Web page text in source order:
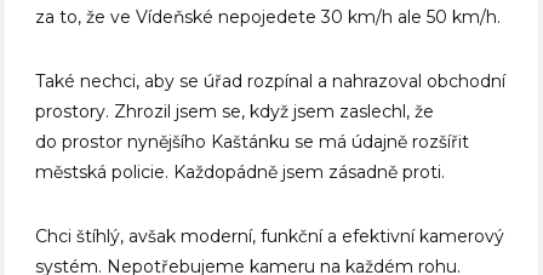
za to, že ve Vídeňské nepojedete 30 km/h ale 50 km/h.
Také nechci, aby se úřad rozpínal a nahrazoval obchodní
prostory. Zhrozil jsem se, když jsem zaslechl, že
do prostor nynějšího Kaštánku se má údajně rozšířit
městská policie. Každopádně jsem zásadně proti.
Chci štíhlý, avšak moderní, funkční a efektivní kamerový
systém. Nepotřebujeme kameru na každém rohu.